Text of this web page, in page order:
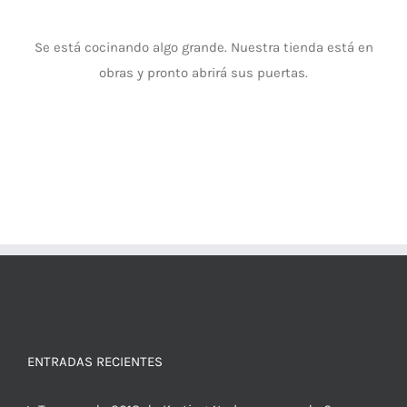
Se está cocinando algo grande. Nuestra tienda está en
obras y pronto abrirá sus puertas.
ENTRADAS RECIENTES